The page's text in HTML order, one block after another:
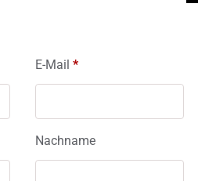
E-Mail *
Mail
Nachname